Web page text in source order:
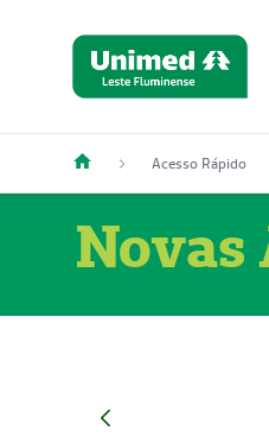
Acesso Rápido
Novas